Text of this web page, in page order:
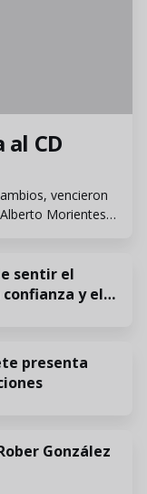
sentir
la
cariño"
CD
vencieron
Morientes
sentir el
y el
presenta
González